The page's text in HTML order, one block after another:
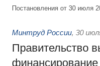
Постановления от 30
Минтруд России, 30
Правительство